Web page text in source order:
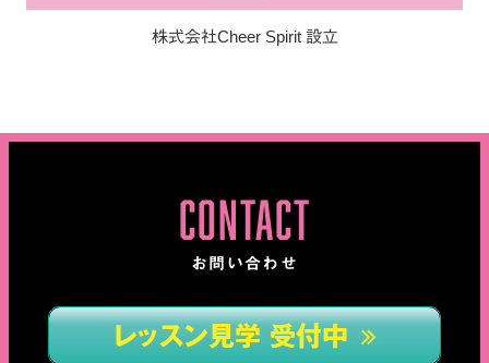
株式会社Cheer Spirit 設立
CONTACT
お問い合わせ
レッスン見学 受付中